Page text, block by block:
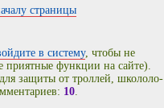
страницы
в систему, чтобы не
приятные функции на сайте).
защиты от троллей, школоло-
10